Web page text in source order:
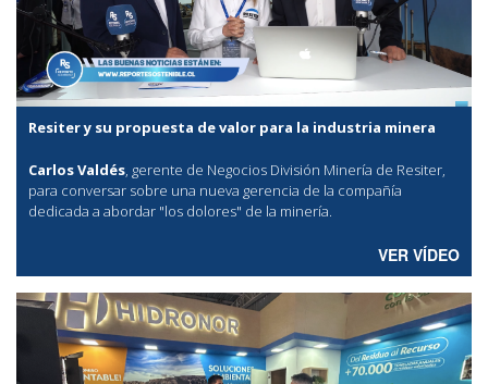
Resiter y su propuesta de valor para la industria minera
Carlos Valdés, gerente de Negocios División Minería de Resiter,
para conversar sobre una nueva gerencia de la compañía
dedicada a abordar "los dolores" de la minería.
VER VÍDEO